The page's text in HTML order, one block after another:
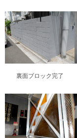
裏面ブロック完了